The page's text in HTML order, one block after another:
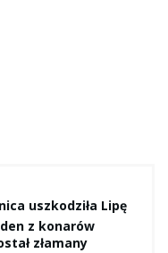
uszkodziła Lipę
z konarów
złamany